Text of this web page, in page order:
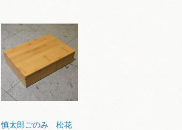
慎太郎ごのみ 松花